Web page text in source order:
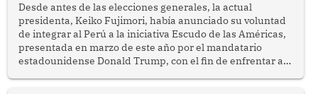
Desde antes de las elecciones generales, la actual
presidenta, Keiko Fujimori, había anunciado su voluntad
de integrar al Perú a la iniciativa Escudo de las Américas,
presentada en marzo de este año por el mandatario
estadounidense Donald Trump, con el fin de enfrentar al